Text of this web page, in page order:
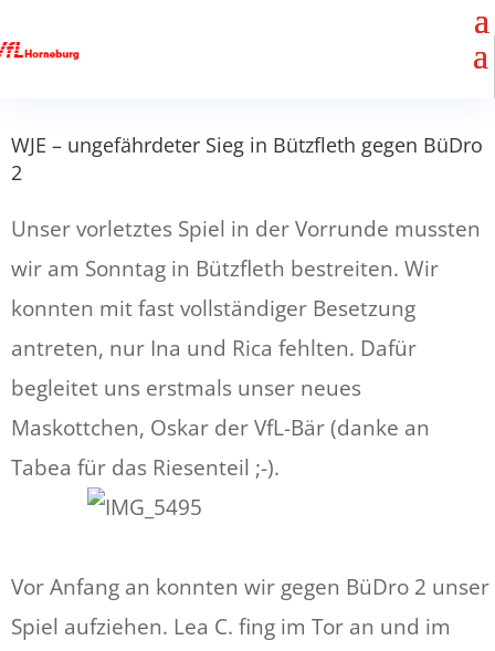
WJE – ungefährdeter Sieg in Bützfleth gegen BüDro
2
Unser vorletztes Spiel in der Vorrunde mussten
wir am Sonntag in Bützfleth bestreiten. Wir
konnten mit fast vollständiger Besetzung
antreten, nur Ina und Rica fehlten. Dafür
begleitet uns erstmals unser neues
Maskottchen, Oskar der VfL-Bär (danke an
Tabea für das Riesenteil ;-).
Vor Anfang an konnten wir gegen BüDro 2 unser
Spiel aufziehen. Lea C. fing im Tor an und im